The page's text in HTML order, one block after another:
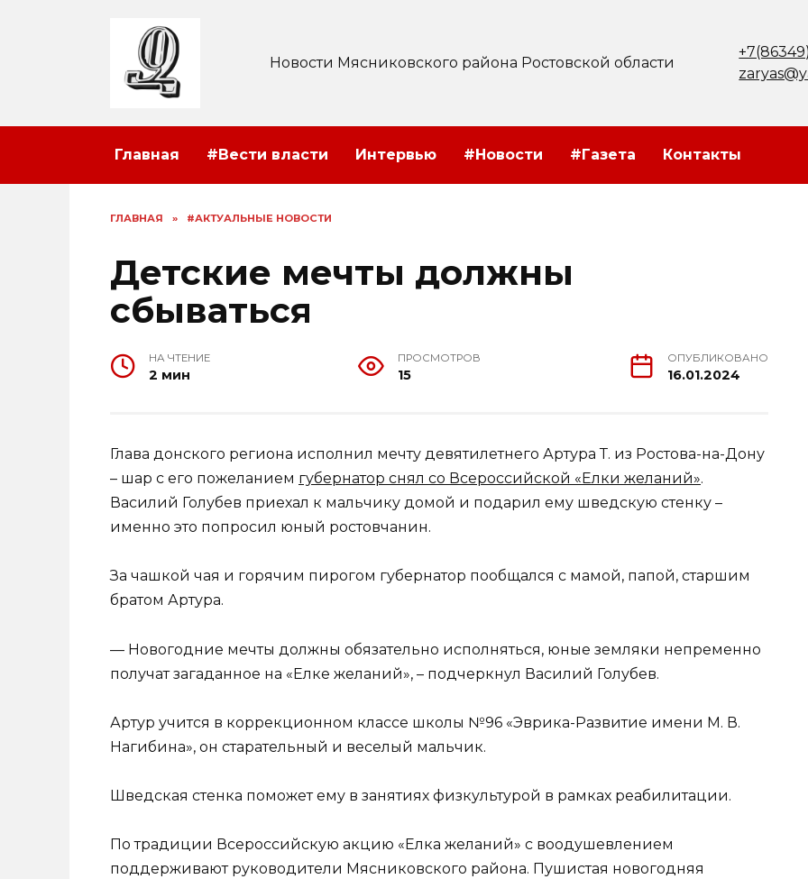
Новости Мясниковского района Ростовской области
Главная #Вести власти Интервью #Новости #Газета Контакты
ГЛАВНАЯ » #АКТУАЛЬНЫЕ НОВОСТИ
Детские мечты должны
сбываться
НА ЧТЕНИЕ
2 мин
ПРОСМОТРОВ
15
ОПУБЛИКОВАНО
16.01.2024
Глава донского региона исполнил мечту девятилетнего Артура Т. из Ростова-на-Дону
– шар с его пожеланием губернатор снял со Всероссийской «Елки желаний».
Василий Голубев приехал к мальчику домой и подарил ему шведскую стенку –
именно это попросил юный ростовчанин.
За чашкой чая и горячим пирогом губернатор пообщался с мамой, папой, старшим
братом Артура.
— Новогодние мечты должны обязательно исполняться, юные земляки непременно
получат загаданное на «Елке желаний», – подчеркнул Василий Голубев.
Артур учится в коррекционном классе школы №96 «Эврика-Развитие имени М. В.
Нагибина», он старательный и веселый мальчик.
Шведская стенка поможет ему в занятиях физкультурой в рамках реабилитации.
По традиции Всероссийскую акцию «Елка желаний» с воодушевлением
поддерживают руководители Мясниковского района. Пушистая новогодняя